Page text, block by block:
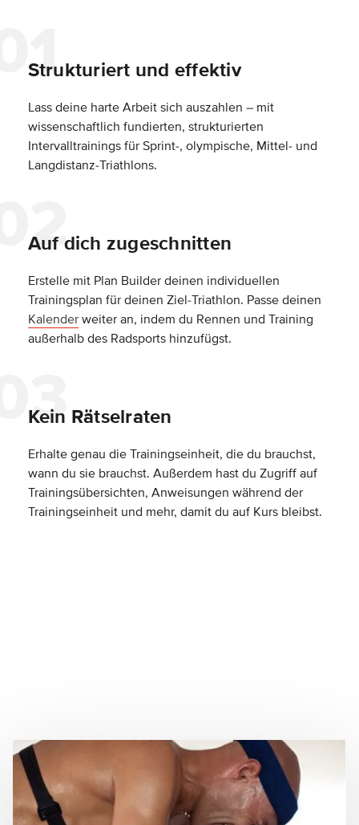
Strukturiert und effektiv
Lass deine harte Arbeit sich auszahlen – mit
wissenschaftlich fundierten, strukturierten
Intervalltrainings für Sprint-, olympische, Mittel- und
Langdistanz-Triathlons.
Auf dich zugeschnitten
Erstelle mit Plan Builder deinen individuellen
Trainingsplan für deinen Ziel-Triathlon. Passe deinen
Kalenderweiter an, indem du Rennen und Training
außerhalb des Radsports hinzufügst.
Kein Rätselraten
Erhalte genau die Trainingseinheit, die du brauchst,
wann du sie brauchst. Außerdem hast du Zugriff auf
Trainingsübersichten, Anweisungen während der
Trainingseinheit und mehr, damit du auf Kurs bleibst.